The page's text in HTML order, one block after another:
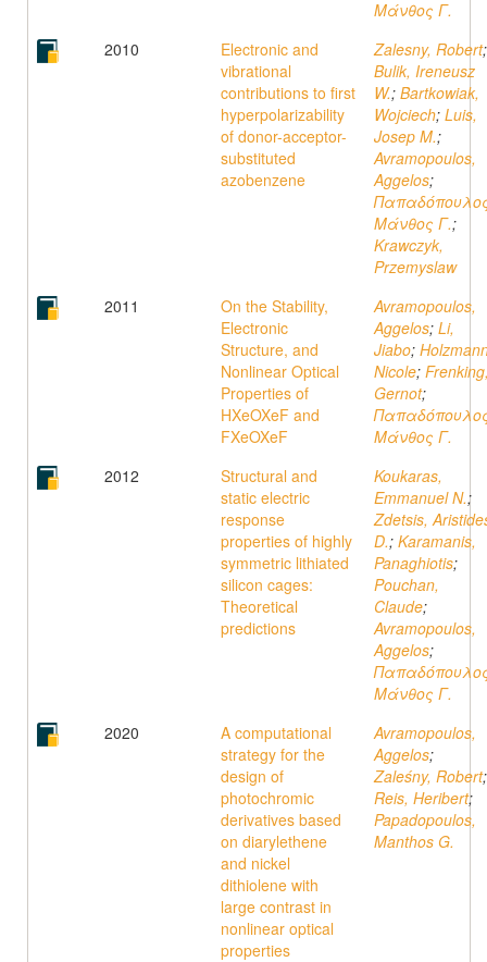
Μάνθος Γ.
2010
Electronic and
vibrational
contributions to first
hyperpolarizability
of donor-acceptor-
substituted
azobenzene
Zalesny, Robert;
Bulik, Ireneusz
W.; Bartkowiak,
Wojciech; Luis,
Josep M.;
Avramopoulos,
Aggelos;
Μάνθος Γ.;
Krawczyk,
Przemyslaw
2011
On the Stability,
Electronic
Structure, and
Nonlinear Optical
Properties of
HXeOXeF and
FXeOXeF
Avramopoulos,
Aggelos; Li,
Jiabo;
Nicole;
Gernot;
Μάνθος Γ.
2012
Structural and
static electric
response
properties of highly
symmetric lithiated
silicon cages:
Theoretical
predictions
Koukaras,
Emmanuel N.;
Zdetsis,
D.; Karamanis,
Panaghiotis;
Pouchan,
Claude;
Avramopoulos,
Aggelos;
Μάνθος Γ.
2020
A computational
strategy for the
design of
photochromic
derivatives based
on diarylethene
and nickel
dithiolene with
large contrast in
nonlinear optical
properties
Avramopoulos,
Aggelos;
Zaleśny, Robert;
Reis, Heribert;
Papadopoulos,
Manthos G.